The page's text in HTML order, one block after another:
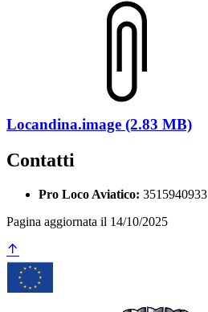
Locandina.image (2.83 MB)
Contatti
Pro Loco Aviatico: 3515940933
Pagina aggiornata il 14/10/2025